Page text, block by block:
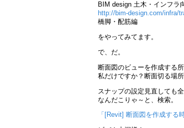
BIM design 土木・インフラ
http://bim-design.com/infra/
橋脚・配筋編
をやってみてます。
で、だ。
断面図のビューを作成する
私だけですか？断面切る場
スナップの設定見直しても
なんだこりゃ～と、検索。
「[Revit] 断面図を作成する